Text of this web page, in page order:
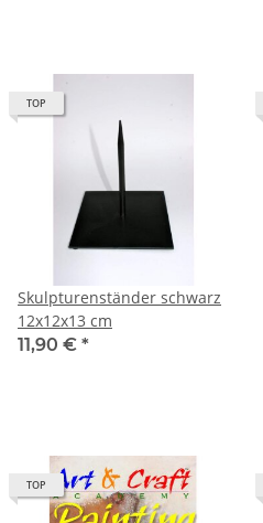
TOP
Skulpturenständer schwarz
12x12x13 cm
11,90 € *
TOP